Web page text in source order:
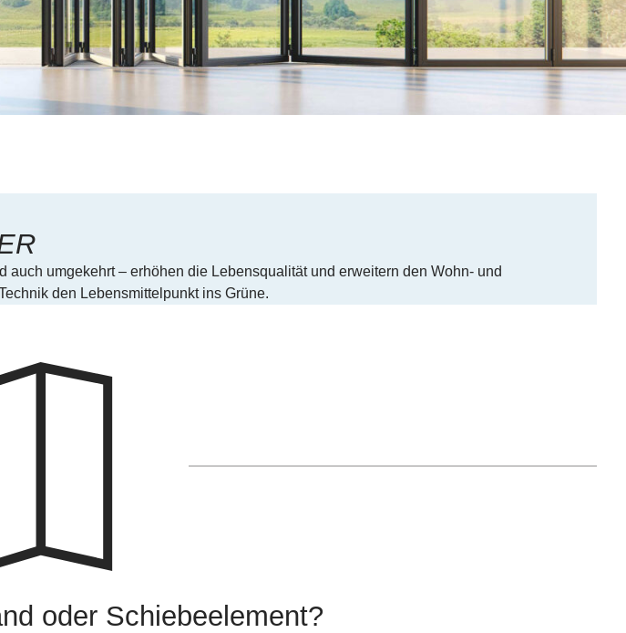
umgekehrt – erhöhen die Lebensqualität und erweitern den Wohn- und
den Lebensmittelpunkt ins Grüne.
oder Schiebeelement?